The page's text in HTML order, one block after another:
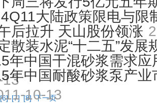
大陆政策限电与限
后拉升 天山股份领涨
散装水泥“十二五”发展
年中国干混砂浆需求
13
年中国耐酸砂浆泵产
10-13
[6] [7] [8] 下一页